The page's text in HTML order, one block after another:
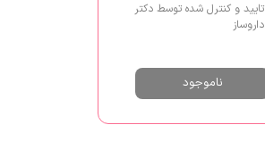
تایید و کنترل شده توسط دکتر
داروساز
ناموجود